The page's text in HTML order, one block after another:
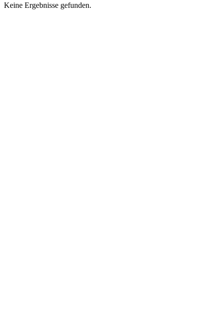
Keine Ergebnisse gefunden.